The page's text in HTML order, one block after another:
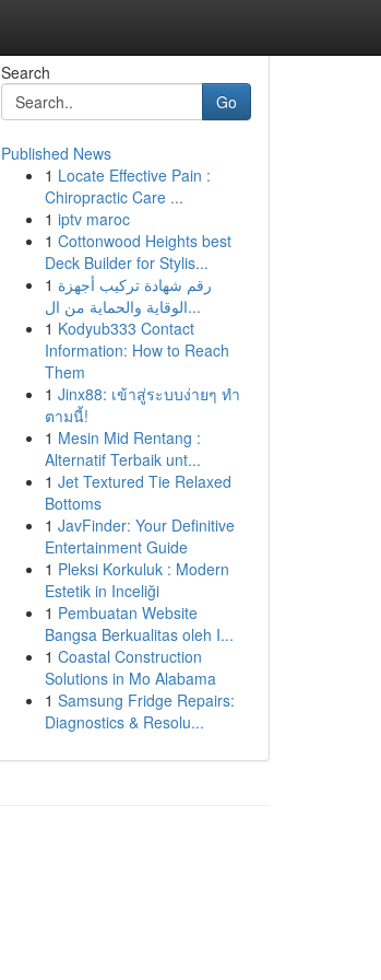
Search
Go
Published News
1 Locate Effective Pain :
Chiropractic Care ...
1 iptv maroc
1 Cottonwood Heights best
Deck Builder for Stylis...
1 رقم شهادة تركيب أجهزة
الوقاية والحماية من ال...
1 Kodyub333 Contact
Information: How to Reach
Them
1 Jinx88: เข้าสู่ระบบง่ายๆ ทำ
ตามนี้!
1 Mesin Mid Rentang :
Alternatif Terbaik unt...
1 Jet Textured Tie Relaxed
Bottoms
1 JavFinder: Your Definitive
Entertainment Guide
1 Pleksi Korkuluk : Modern
Estetik in Inceliği
1 Pembuatan Website
Bangsa Berkualitas oleh I...
1 Coastal Construction
Solutions in Mo Alabama
1 Samsung Fridge Repairs:
Diagnostics & Resolu...